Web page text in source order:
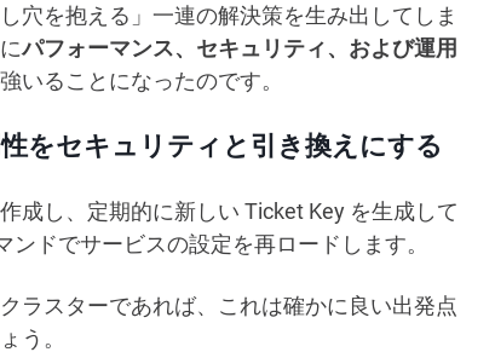
穴を抱える」一連の解決策を生み出してしま
パフォーマンス、セキュリティ、および運用
いることになったのです。
をセキュリティと引き換えにする
成し、定期的に新しい Ticket Key を生成して
ンドでサービスの設定を再ロードします。
ラスターであれば、これは確かに良い出発点
う。